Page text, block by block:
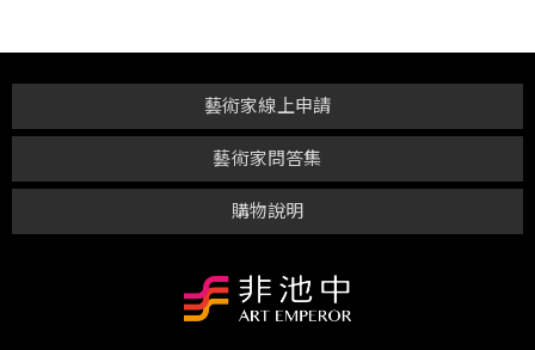
購物說明
藝術家問答集
藝術家線上申請